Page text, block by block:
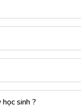
tư duy của
quen với các bài
2 tuổi là quyết
đời cho trẻ.